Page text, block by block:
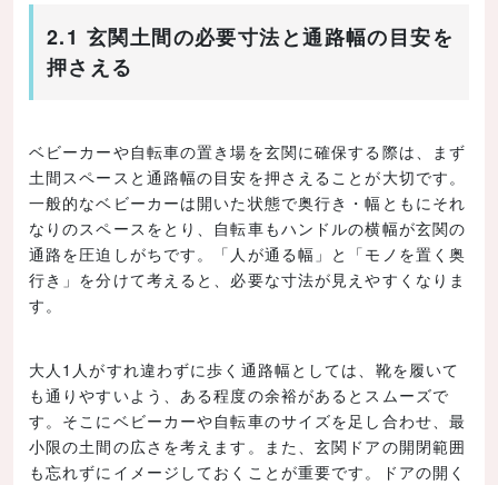
2.1 玄関土間の必要寸法と通路幅の目安を
押さえる
ベビーカーや自転車の置き場を玄関に確保する際は、まず
土間スペースと通路幅の目安を押さえることが大切です。
一般的なベビーカーは開いた状態で奥行き・幅ともにそれ
なりのスペースをとり、自転車もハンドルの横幅が玄関の
通路を圧迫しがちです。「人が通る幅」と「モノを置く奥
行き」を分けて考えると、必要な寸法が見えやすくなりま
す。
大人1人がすれ違わずに歩く通路幅としては、靴を履いて
も通りやすいよう、ある程度の余裕があるとスムーズで
す。そこにベビーカーや自転車のサイズを足し合わせ、最
小限の土間の広さを考えます。また、玄関ドアの開閉範囲
も忘れずにイメージしておくことが重要です。ドアの開く